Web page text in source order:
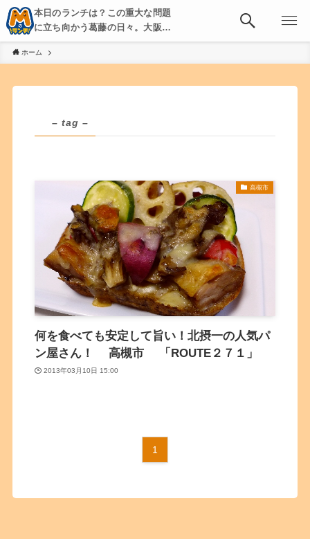
本日のランチは？この重大な問題
に立ち向かう葛藤の日々。大阪・
京都・神戸を中心とした食べ歩
き、飲み歩きを綴る。
ホーム
– tag –
高槻市
何を食べても安定して旨い！北摂一の人気パ
ン屋さん！ 高槻市 「ROUTE２７１」
2013年03月10日 15:00
1